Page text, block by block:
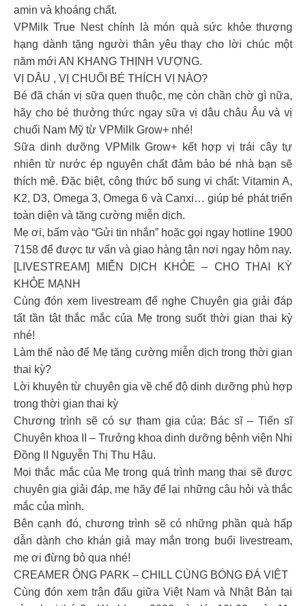
amin và khoáng chất.
VPMilk True Nest chính là món quà sức khỏe thượng
hạng dành tặng người thân yêu thay cho lời chúc một
năm mới AN KHANG THỊNH VƯỢNG.
VỊ DÂU , VỊ CHUỐI BÉ THÍCH VỊ NÀO?
Bé đã chán vị sữa quen thuộc, mẹ còn chần chờ gì nữa,
hãy cho bé thưởng thức ngay sữa vị dâu châu Âu và vị
chuối Nam Mỹ từ VPMilk Grow+ nhé!
Sữa dinh dưỡng VPMilk Grow+ kết hợp vị trái cây tự
nhiên từ nước ép nguyên chất đảm bảo bé nhà bạn sẽ
thích mê. Đặc biệt, công thức bổ sung vi chất: Vitamin A,
K2, D3, Omega 3, Omega 6 và Canxi… giúp bé phát triển
toàn diện và tăng cường miễn dịch.
Mẹ ơi, bấm vào “Gửi tin nhắn” hoặc gọi ngay hotline 1900
7158 để được tư vấn và giao hàng tận nơi ngay hôm nay.
[LIVESTREAM] MIỄN DỊCH KHỎE – CHO THAI KỲ
KHỎE MẠNH
Cùng đón xem livestream để nghe Chuyên gia giải đáp
tất tần tật thắc mắc của Mẹ trong suốt thời gian thai kỳ
nhé!
Làm thế nào để Mẹ tăng cường miễn dịch trong thời gian
thai kỳ?
Lời khuyên từ chuyên gia về chế độ dinh dưỡng phù hợp
trong thời gian thai kỳ
Chương trình sẽ có sự tham gia của: Bác sĩ – Tiến sĩ
Chuyên khoa II – Trưởng khoa dinh dưỡng bệnh viện Nhi
Đồng II Nguyễn Thị Thu Hậu.
Mọi thắc mắc của Mẹ trong quá trình mang thai sẽ được
chuyên gia giải đáp, mẹ hãy để lại những câu hỏi và thắc
mắc của mình.
Bên cạnh đó, chương trình sẽ có những phần quà hấp
dẫn dành cho khán giả may mắn trong buổi livestream,
mẹ ơi đừng bỏ qua nhé!
CREAMER ÔNG PARK – CHILL CÙNG BÓNG ĐÁ VIỆT
Cùng đón xem trận đấu giữa Việt Nam và Nhật Bản tại